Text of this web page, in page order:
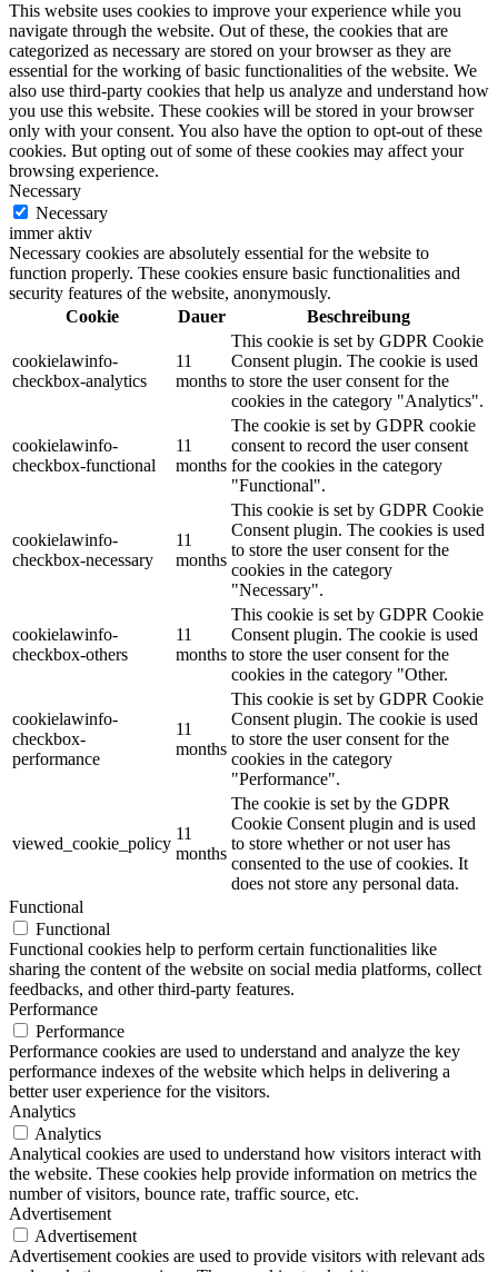
This website uses cookies to improve your experience while you
navigate through the website. Out of these, the cookies that are
categorized as necessary are stored on your browser as they are
essential for the working of basic functionalities of the website. We
also use third-party cookies that help us analyze and understand how
you use this website. These cookies will be stored in your browser
only with your consent. You also have the option to opt-out of these
cookies. But opting out of some of these cookies may affect your
browsing experience.
Necessary
Necessary
immer aktiv
Necessary cookies are absolutely essential for the website to
function properly. These cookies ensure basic functionalities and
security features of the website, anonymously.
Cookie
Dauer Beschreibung
cookielawinfo-
checkbox-analytics
11
months
This cookie is set by GDPR Cookie
Consent plugin. The cookie is used
to store the user consent for the
cookies in the category "Analytics".
cookielawinfo-
checkbox-functional
11
months
The cookie is set by GDPR cookie
consent to record the user consent
for the cookies in the category
"Functional".
cookielawinfo-
checkbox-necessary
11
months
This cookie is set by GDPR Cookie
Consent plugin. The cookies is used
to store the user consent for the
cookies in the category
"Necessary".
cookielawinfo-
checkbox-others
11
months
This cookie is set by GDPR Cookie
Consent plugin. The cookie is used
to store the user consent for the
cookies in the category "Other.
cookielawinfo-
checkbox-
performance
11
months
This cookie is set by GDPR Cookie
Consent plugin. The cookie is used
to store the user consent for the
cookies in the category
"Performance".
viewed_cookie_policy
11
months
The cookie is set by the GDPR
Cookie Consent plugin and is used
to store whether or not user has
consented to the use of cookies. It
does not store any personal data.
Functional
Functional
Functional cookies help to perform certain functionalities like
sharing the content of the website on social media platforms, collect
feedbacks, and other third-party features.
Performance
Performance
Performance cookies are used to understand and analyze the key
performance indexes of the website which helps in delivering a
better user experience for the visitors.
Analytics
Analytics
Analytical cookies are used to understand how visitors interact with
the website. These cookies help provide information on metrics the
number of visitors, bounce rate, traffic source, etc.
Advertisement
Advertisement
Advertisement cookies are used to provide visitors with relevant ads